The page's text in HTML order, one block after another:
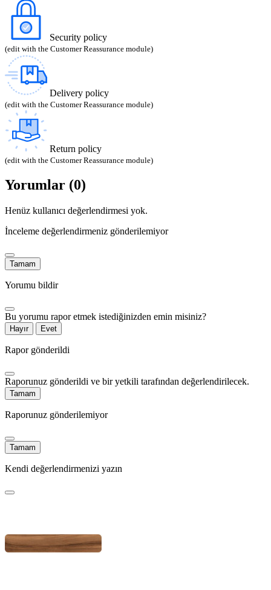
Security policy
(edit with the Customer Reassurance module)
Delivery policy
(edit with the Customer Reassurance module)
Return policy
(edit with the Customer Reassurance module)
Yorumlar (0)
Henüz kullanıcı değerlendirmesi yok.
İnceleme değerlendirmeniz gönderilemiyor
Tamam
Yorumu bildir
Bu yorumu rapor etmek istediğinizden emin misiniz?
Hayır Evet
Rapor gönderildi
Raporunuz gönderildi ve bir yetkili tarafından değerlendirilecek.
Tamam
Raporunuz gönderilemiyor
Tamam
Kendi değerlendirmenizi yazın